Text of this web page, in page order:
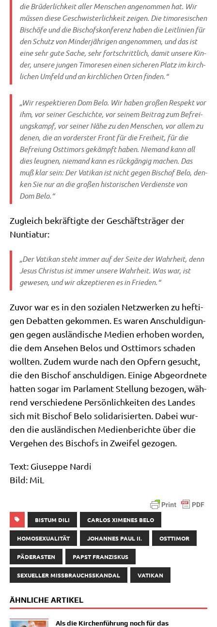
die Brü­der­lich­keit aller Men­schen ange­nom­men hat. Wir
müs­sen die­se Geschwi­ster­lich­keit zei­gen. Die timo­re­si­schen
Bischö­fe und die Bischofs­kon­fe­renz haben die Leit­li­ni­en für
den Schutz von Min­der­jäh­ri­gen ange­nom­men, und das ist
eine sehr gute Sache, sehr fort­schritt­lich, damit unse­re Kin­
der, unse­re jun­gen Timo­re­sen einen siche­ren Platz im kirch­
li­chen Umfeld und an kirch­li­chen Orten finden.“
„Wir respek­tie­ren Dom Belo. Wir haben gro­ßen Respekt vor
ihm, vor sei­ner Geschich­te, vor sei­nem Bei­trag zum Befrei­
ungs­kampf, vor sei­ner Nähe zu den Men­schen, vor allem zu
denen, die an vor­der­ster Front für die Frei­heit, für die
Befrei­ung Ost­ti­mors gekämpft haben. Nie­mand kann all
dies leug­nen, nie­mand kann es rück­gän­gig machen. Das
muß klar sein: Der Vati­kan ist nicht gegen Bischof Belo, den­
ken Sie nur an die gro­ßen histo­ri­schen Ver­dien­ste von
Dom Belo.“
Zugleich bekräf­tig­te der Geschäfts­trä­ger der
Nuntiatur:
„Der Vati­kan steht immer auf der Sei­te der Wahr­heit, denn
Jesus Chri­stus ist immer unse­re Wahr­heit. Was war, ist
gewe­sen, und wir akzep­tie­ren es in Frieden.“
Zuvor war es in den sozia­len Netz­wer­ken zu hef­ti­
gen Debat­ten gekom­men. Es waren Anschul­di­gun­
gen gegen aus­län­di­sche Medi­en erho­ben wor­den,
die dem Anse­hen Belos und Ost­ti­mors scha­den
woll­ten. Zudem wur­de nach den Opfern gesucht,
die den Bischof anschul­di­gen. Eini­ge Abge­ord­ne­te
hat­ten sogar im Par­la­ment Stel­lung bezo­gen, wäh­
rend ver­schie­de­ne Per­sön­lich­kei­ten des Lan­des
sich mit Bischof Belo soli­da­ri­sier­ten. Dabei wur­
den die aus­län­di­schen Medi­en­be­rich­te über die
Ver­ge­hen des Bischofs in Zwei­fel gezogen.
Text: Giu­sep­pe Nar­di
Bild: MiL
BISTUM DILI CARLOS XIMENES BELO
HOMOSEXUALITÄT JOHANNES PAUL II. OSTTIMOR
PÄDERASTEN PAPST FRANZISKUS
SEXUELLER MISSBRAUCHSSKANDAL VATIKAN
ÄHNLICHE ARTIKEL
Als die Kirchenführung noch für das